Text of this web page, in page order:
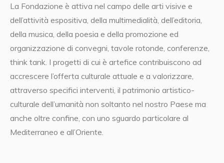
La Fondazione è attiva nel campo delle arti visive e
dell’attività espositiva, della multimedialità, dell’editoria,
della musica, della poesia e della promozione ed
organizzazione di convegni, tavole rotonde, conferenze,
think tank. I progetti di cui è artefice contribuiscono ad
accrescere l’offerta culturale attuale e a valorizzare,
attraverso specifici interventi, il patrimonio artistico-
culturale dell’umanità non soltanto nel nostro Paese ma
anche oltre confine, con uno sguardo particolare al
Mediterraneo e all’Oriente.